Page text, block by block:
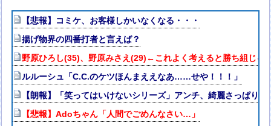
【悲報】コミケ、お客様しかいなくなる・・・
揚げ物界の四番打者と言えば？
野原ひろし(35)、野原みさえ(29)←これよく考えると勝ち組じゃ
ルルーシュ「C.C.のケツほんまええなあ……せや！！！」
【朗報】「笑ってはいけないシリーズ」アンチ、綺麗さっぱり消
【悲報】Adoちゃん「人間でごめんなさい…」